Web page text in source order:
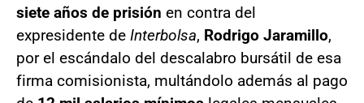
siete años de prisión en contra del
expresidente de Interbolsa, Rodrigo Jaramillo,
por el escándalo del descalabro bursátil de esa
firma comisionista, multándolo además al pago